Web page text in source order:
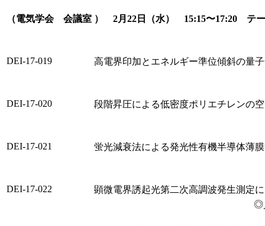
（電気学会 会議室 ） 2月22日（水） 15:15〜17:20 テー
DEI-17-019 高電界印加とエネルギー準位傾斜の量
DEI-17-020 段階昇圧による低密度ポリエチレンの
DEI-17-021 蛍光減衰法による発光性有機半導体薄
DEI-17-022
顕微電界誘起光第二次高調波発生測定
◎